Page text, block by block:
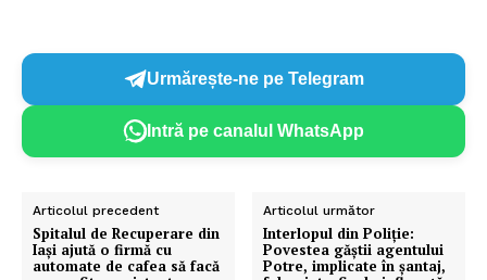
Urmărește-ne pe Telegram
Intră pe canalul WhatsApp
Articolul precedent
Spitalul de Recuperare din
Iași ajută o firmă cu
automate de cafea să facă
Articolul următor
Interlopul din Poliţie:
Povestea găștii agentului
Potre, implicate în șantaj,